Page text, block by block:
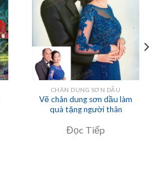
CHÂN DUNG SƠN DẦU
Vẽ chân dung sơn dầu làm
quà tặng người thân
Đọc Tiếp